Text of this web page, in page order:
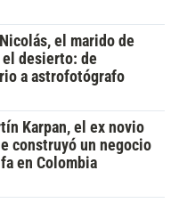
el marido de
el desierto: de
a astrofotógrafo
Karpan, el ex novio
construyó un negocio
en Colombia